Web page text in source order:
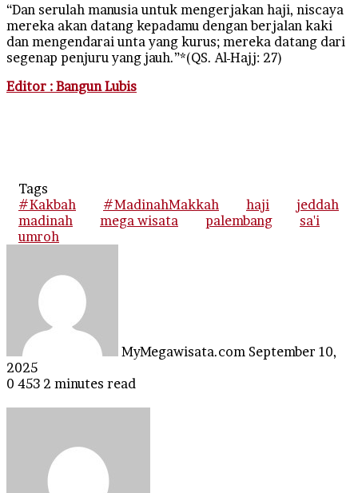
“Dan serulah manusia untuk mengerjakan haji, niscaya
mereka akan datang kepadamu dengan berjalan kaki
dan mengendarai unta yang kurus; mereka datang dari
segenap penjuru yang jauh.”*(QS. Al-Hajj: 27)
Editor : Bangun Lubis
Tags
#Kakbah
#MadinahMakkah haji
jeddah
madinah
mega wisata palembang
sa'i
umroh
MyMegawisata.com September 10,
2025
0 453 2 minutes read